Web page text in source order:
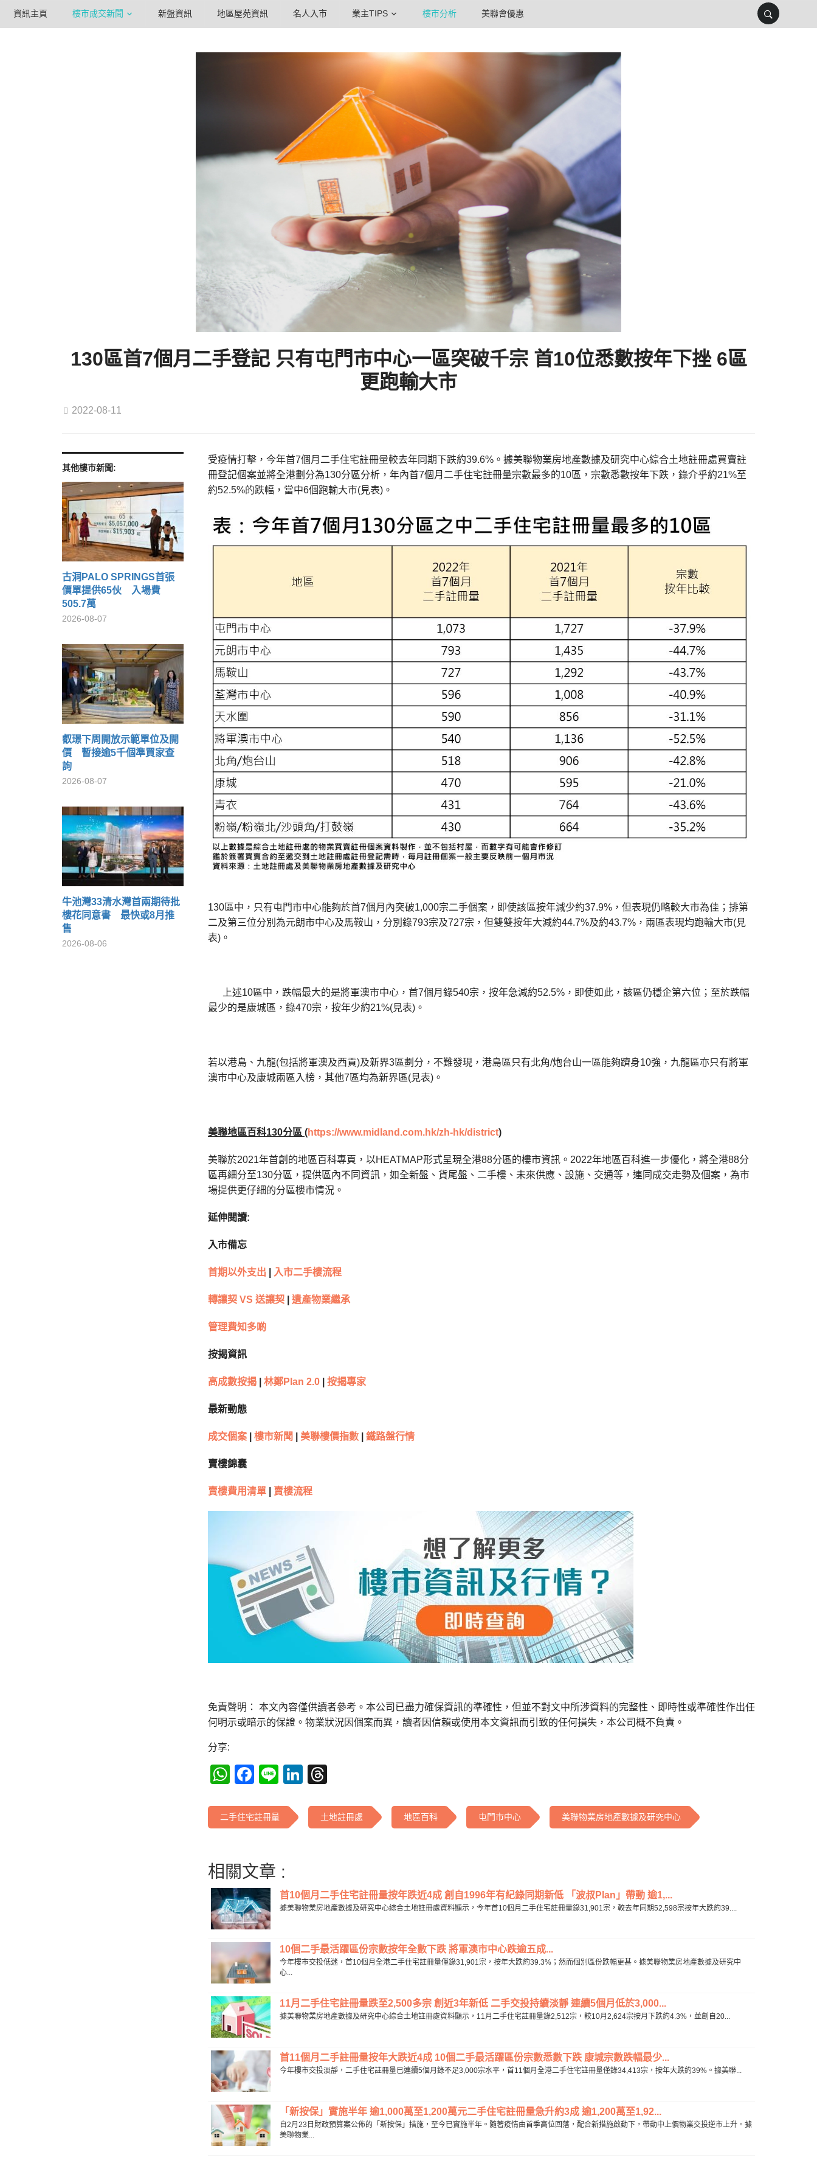
資訊主頁 樓市成交新聞 新盤資訊 地區屋苑資訊 名人入市 業主TIPS 樓市分析 美聯會優惠
130區首7個月二手登記 只有屯門市中心一區突破千宗 首10位悉數按年下挫 6區
更跑輸大市
2022-08-11
其他樓巿新聞:
古洞PALO SPRINGS首張
價單提供65伙 入場費
505.7萬
2026-08-07
叡璟下周開放示範單位及開
價 暫接逾5千個準買家查
詢
2026-08-07
牛池灣33清水灣首兩期待批
樓花同意書 最快或8月推
售
2026-08-06
受疫情打擊，今年首7個月二手住宅註冊量較去年同期下跌約39.6%。據美聯物業房地產數據及研究中心綜合土地註冊處買賣註
冊登記個案並將全港劃分為130分區分析，年內首7個月二手住宅註冊量宗數最多的10區，宗數悉數按年下跌，錄介乎約21%至
約52.5%的跌幅，當中6個跑輸大市(見表)。
130區中，只有屯門市中心能夠於首7個月內突破1,000宗二手個案，即使該區按年減少約37.9%，但表現仍略較大市為佳；排第
二及第三位分別為元朗市中心及馬鞍山，分別錄793宗及727宗，但雙雙按年大減約44.7%及約43.7%，兩區表現均跑輸大市(見
表)。
上述10區中，跌幅最大的是將軍澳市中心，首7個月錄540宗，按年急減約52.5%，即使如此，該區仍穩企第六位；至於跌幅
最少的是康城區，錄470宗，按年少約21%(見表)。
若以港島、九龍(包括將軍澳及西貢)及新界3區劃分，不難發現，港島區只有北角/炮台山一區能夠躋身10強，九龍區亦只有將軍
澳市中心及康城兩區入榜，其他7區均為新界區(見表)。
美聯地區百科130分區 (https://www.midland.com.hk/zh-hk/district)
美聯於2021年首創的地區百科專頁，以HEATMAP形式呈現全港88分區的樓市資訊。2022年地區百科進一步優化，將全港88分
區再細分至130分區，提供區內不同資訊，如全新盤、貨尾盤、二手樓、未來供應、設施、交通等，連同成交走勢及個案，為市
場提供更仔細的分區樓市情況。
延伸閱讀:
入市備忘
首期以外支出 入市二手樓流程
轉讓契 VS 送讓契 遺產物業繼承
管理費知多啲
按揭資訊
高成數按揭 林鄭Plan 2.0 按揭專家
最新動態
成交個案 樓市新聞 美聯樓價指數 鐵路盤行情
賣樓錦囊
賣樓費用清單 賣樓流程
免責聲明： 本文內容僅供讀者參考。本公司已盡力確保資訊的準確性，但並不對文中所涉資料的完整性、即時性或準確性作出任
何明示或暗示的保證。物業狀況因個案而異，讀者因信賴或使用本文資訊而引致的任何損失，本公司概不負責。
分享:
WhatsApp
Facebook
LineLinkedIn
二手住宅註冊量 土地註冊處 地區百科 屯門市中心 美聯物業房地產數據及研究中心
相關文章 :
首10個月二手住宅註冊量按年跌近4成 創自1996年有紀錄同期新低 「波叔Plan」帶動 逾1,...
據美聯物業房地產數據及研究中心綜合土地註冊處資料顯示，今年首10個月二手住宅註冊量錄31,901宗，較去年同期52,598宗按年大跌約39....
10個二手最活躍區份宗數按年全數下跌 將軍澳市中心跌逾五成...
今年樓市交投低迷，首10個月全港二手住宅註冊量僅錄31,901宗，按年大跌約39.3%；然而個別區份跌幅更甚。據美聯物業房地產數據及研究中
心...
11月二手住宅註冊量跌至2,500多宗 創近3年新低 二手交投持續淡靜 連續5個月低於3,000...
據美聯物業房地產數據及研究中心綜合土地註冊處資料顯示，11月二手住宅註冊量錄2,512宗，較10月2,624宗按月下跌約4.3%，並創自20...
首11個月二手註冊量按年大跌近4成 10個二手最活躍區份宗數悉數下跌 康城宗數跌幅最少...
今年樓市交投淡靜，二手住宅註冊量已連續5個月錄不足3,000宗水平，首11個月全港二手住宅註冊量僅錄34,413宗，按年大跌約39%。據美聯...
「新按保」實施半年 逾1,000萬至1,200萬元二手住宅註冊量急升約3成 逾1,200萬至1,92...
自2月23日財政預算案公佈的「新按保」措施，至今已實施半年。隨著疫情由首季高位回落，配合新措施啟動下，帶動中上價物業交投逆市上升。據
美聯物業...